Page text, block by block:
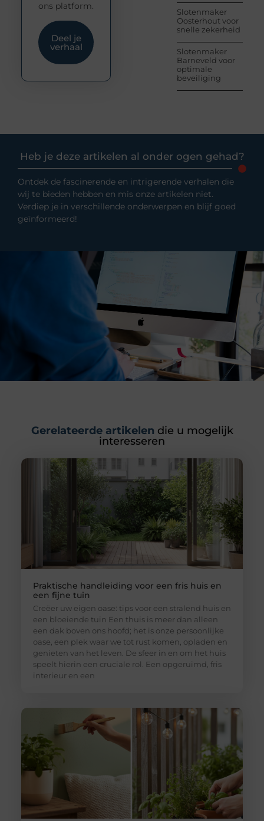
Slotenmaker
Oosterhout voor
snelle zekerheid
Slotenmaker
Barneveld voor
optimale
beveiliging
ons platform.
Deel je
verhaal
Heb je deze artikelen al onder ogen gehad?
Ontdek de fascinerende en intrigerende verhalen die
wij te bieden hebben en mis onze artikelen niet.
Verdiep je in verschillende onderwerpen en blijf goed
geïnformeerd!
Gerelateerde artikelen die u mogelijk
interesseren
Praktische handleiding voor een fris huis en
een fijne tuin
Creëer uw eigen oase: tips voor een stralend huis en
een bloeiende tuin Een thuis is meer dan alleen
een dak boven ons hoofd; het is onze persoonlijke
oase, een plek waar we tot rust komen, opladen en
genieten van het leven. De sfeer in en om het huis
speelt hierin een cruciale rol. Een opgeruimd, fris
interieur en een